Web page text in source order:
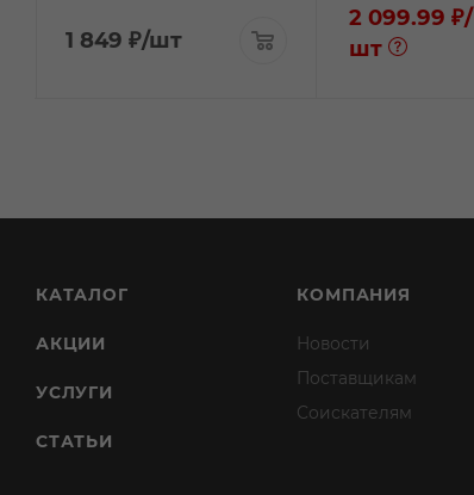
1 849 ₽/шт
2 099.99 ₽/
шт
КАТАЛОГ
АКЦИИ
УСЛУГИ
СТАТЬИ
КОМПАНИЯ
Новости
Поставщикам
Соискателям